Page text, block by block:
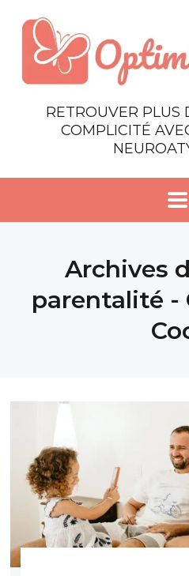
RETROUVER PLUS
COMPLICITÉ
Archives
parentalité